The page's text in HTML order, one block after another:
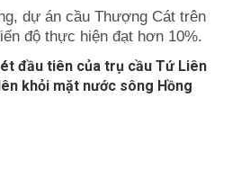
dự án cầu Thượng Cát trên
độ thực hiện đạt hơn 10%.
đầu tiên của trụ cầu Tứ Liên
khỏi mặt nước sông Hồng